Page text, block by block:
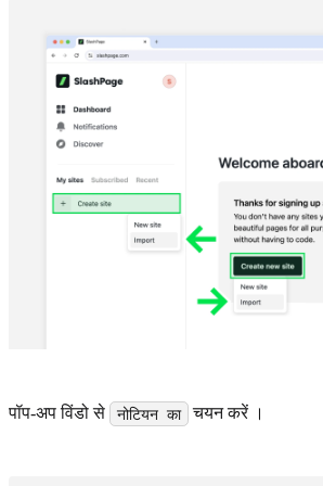
पॉप-अप विंडो से नोटियन का चयन करें ।